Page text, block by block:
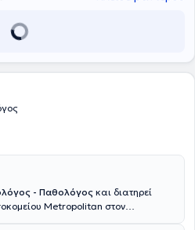
και ενεργά στην
- Παθολόγος και διατηρεί
Metropolitan στον